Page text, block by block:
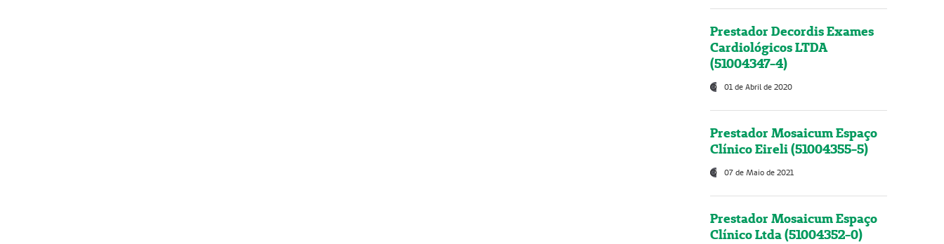
Prestador Decordis Exames
Cardiológicos LTDA
(51004347-4)
01 de Abril de 2020
Prestador Mosaicum Espaço
Clínico Eireli (51004355-5)
07 de Maio de 2021
Prestador Mosaicum Espaço
Clínico Ltda (51004352-0)